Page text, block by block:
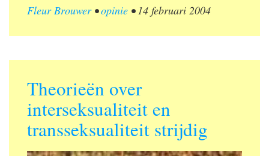
Fleur Brouwer•opinie • 14 februari 2004
Theorieën over
interseksualiteit en
transseksualiteit strijdig